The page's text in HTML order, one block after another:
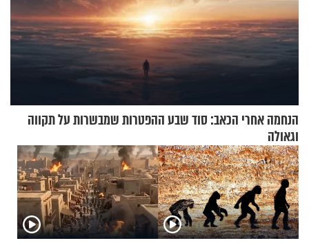
הנחמה אחרי הכאב: סוד שבע ההפטרות שמבשרות על תקווה
וגאולה